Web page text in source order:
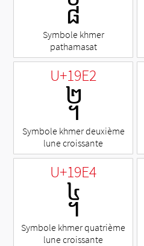
᧠
Symbole khmer
pathamasat
U+19E2
᧢
Symbole khmer deuxième
lune croissante
U+19E4
᧤
Symbole khmer quatrième
lune croissante